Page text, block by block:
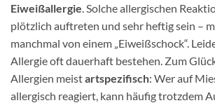
Eiweißallergie. Solche allergischen
plötzlich auftreten und sehr heftig sein –
manchmal von einem „Eiweißschock“.
Allergie oft dauerhaft bestehen. Zum
Allergien meistartspezifisch: Wer auf
allergisch reagiert, kann häufig trotzdem